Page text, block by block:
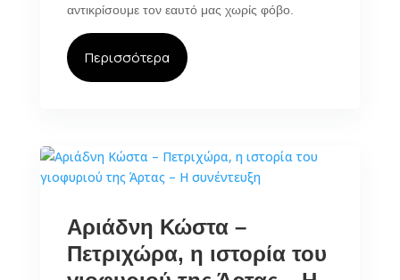
αντικρίσουμε τον εαυτό μας χωρίς φόβο.
Περισσότερα
Αριάδνη Κώστα –
Πετριχώρα, η ιστορία του